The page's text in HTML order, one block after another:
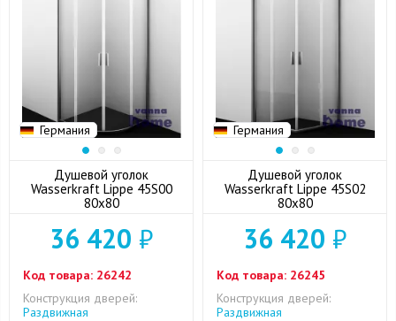
Германия
Душевой уголок
Wasserkraft Lippe 45S00
80x80
36 420 ₽
Код товара: 26242
Конструкция дверей:
Раздвижная
Германия
Душевой уголок
Wasserkraft Lippe 45S02
80x80
36 420 ₽
Код товара: 26245
Конструкция дверей:
Раздвижная